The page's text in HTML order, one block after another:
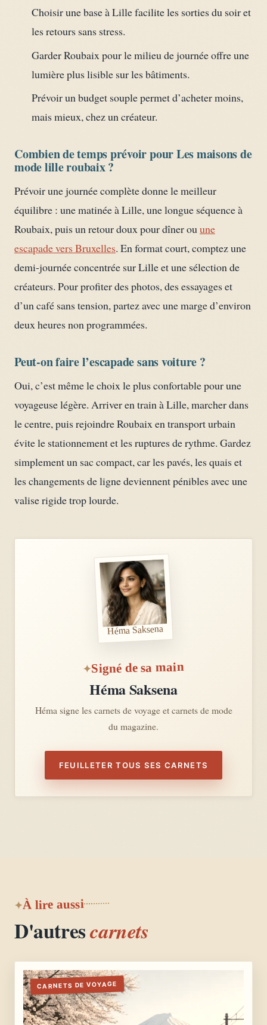
Choisir une base à Lille facilite les sorties du soir et
les retours sans stress.
Garder Roubaix pour le milieu de journée offre une
lumière plus lisible sur les bâtiments.
Prévoir un budget souple permet d’acheter moins,
mais mieux, chez un créateur.
Combien de temps prévoir pour Les maisons de
mode lille roubaix ?
Prévoir une journée complète donne le meilleur
équilibre : une matinée à Lille, une longue séquence à
Roubaix, puis un retour doux pour dîner ou une
escapade vers Bruxelles. En format court, comptez une
demi-journée concentrée sur Lille et une sélection de
créateurs. Pour profiter des photos, des essayages et
d’un café sans tension, partez avec une marge d’environ
deux heures non programmées.
Peut-on faire l’escapade sans voiture ?
Oui, c’est même le choix le plus confortable pour une
voyageuse légère. Arriver en train à Lille, marcher dans
le centre, puis rejoindre Roubaix en transport urbain
évite le stationnement et les ruptures de rythme. Gardez
simplement un sac compact, car les pavés, les quais et
les changements de ligne deviennent pénibles avec une
valise rigide trop lourde.
Héma Saksena
Signé de sa main
Héma Saksena
Héma signe les carnets de voyage et carnets de mode
du magazine.
FEUILLETER TOUS SES CARNETS
À lire aussi
D'autrescarnets
CARNETS DE VOYAGE